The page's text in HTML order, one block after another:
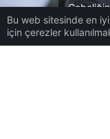
Haberler
Bu web sitesinde en
için çerezler